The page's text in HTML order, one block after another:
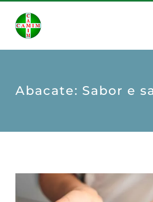
Abacate: Sabor e